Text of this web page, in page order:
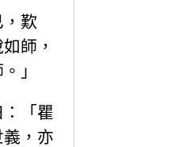
歎
師，
」
「瞿
，亦